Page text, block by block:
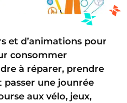
et d’animations pour
consommer
à réparer, prendre
une jounrée
aux vélo, jeux,